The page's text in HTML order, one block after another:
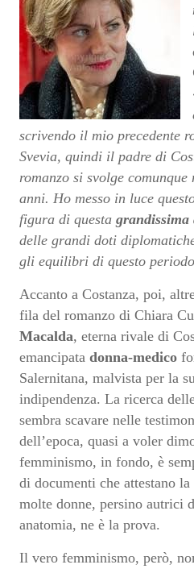
scrivendo il mio precedente
Svevia, quindi il padre di
romanzo si svolge
anni. Ho messo in luce
figura di questa grandissima
delle grandi doti
gli equilibri di questo periodo
Accanto a Costanza, poi,
fila del romanzo di Chiara
Macalda, eterna rivale di
emancipata donna-medico
Salernitana, malvista per la
indipendenza. La ricerca
sembra scavare nelle
dell’epoca, quasi a voler
femminismo, in fondo, è
di documenti che attestano
molte donne, persino autrici
anatomia, ne è la prova.
Il vero femminismo, però,